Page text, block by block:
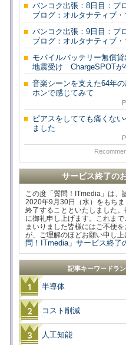
バンコク出張：8日目：プ
ブログ：オルタナティブ
バンコク出張：9日目：プ
ブログ：オルタナティブ
モバイルバッテリー無償
地震受け ChargeSPOTが
音楽シーンを支えた64年
ホンで感じてみて
ピアスをしてても痛くな
ました
サービス終了の
この度「質問！ITmedia」は、
2020年9月30日（水）をもち
終了することといたしました
に御礼申し上げます。これま
まいりました皆様にはご不便
が、ご理解のほどお願い申し上
問！ITmedia」サービス終了
記事キーワードラ
半導体
コスト削減
人工知能